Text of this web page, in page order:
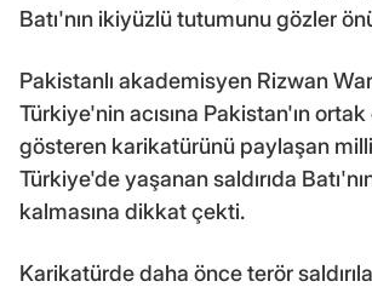
Batı'nın ikiyüzlü tutumunu gözler
Pakistanlı akademisyen Rizwan
Türkiye'nin acısına Pakistan'ın
gösteren karikatürünü paylaşan
Türkiye'de yaşanan saldırıda
kalmasına dikkat çekti.
Karikatürde daha önce terör